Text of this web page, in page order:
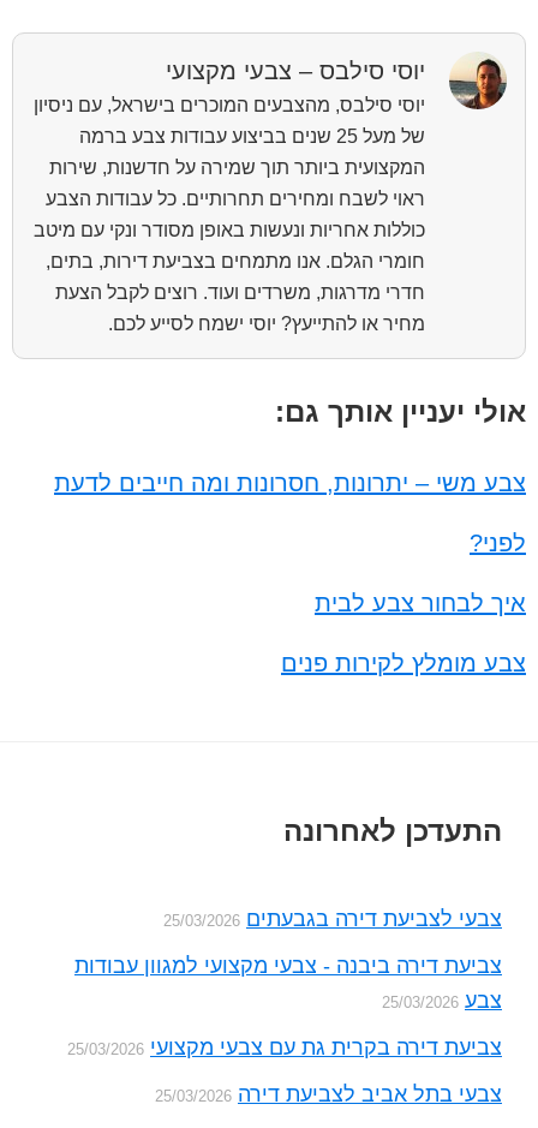
יוסי סילבס – צבעי מקצועי
יוסי סילבס, מהצבעים המוכרים בישראל, עם ניסיון
של מעל 25 שנים בביצוע עבודות צבע ברמה
המקצועית ביותר תוך שמירה על חדשנות, שירות
ראוי לשבח ומחירים תחרותיים. כל עבודות הצבע
כוללות אחריות ונעשות באופן מסודר ונקי עם מיטב
חומרי הגלם. אנו מתמחים בצביעת דירות, בתים,
חדרי מדרגות, משרדים ועוד. רוצים לקבל הצעת
מחיר או להתייעץ? יוסי ישמח לסייע לכם.
אולי יעניין אותך גם:
צבע משי – יתרונות, חסרונות ומה חייבים לדעת
לפני?
איך לבחור צבע לבית
צבע מומלץ לקירות פנים
Footer
התעדכן לאחרונה
צבעי לצביעת דירה בגבעתים 25/03/2026
צביעת דירה ביבנה - צבעי מקצועי למגוון עבודות
צבע 25/03/2026
צביעת דירה בקרית גת עם צבעי מקצועי 25/03/2026
צבעי בתל אביב לצביעת דירה 25/03/2026